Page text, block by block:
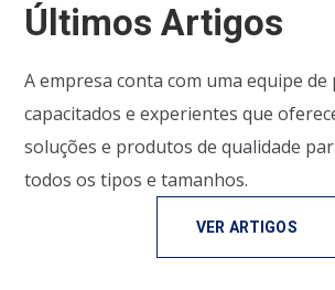
Últimos Artigos
A empresa conta com uma equipe
capacitados e experientes que
soluções e produtos de qualidade
todos os tipos e tamanhos.
VER ARTIGOS